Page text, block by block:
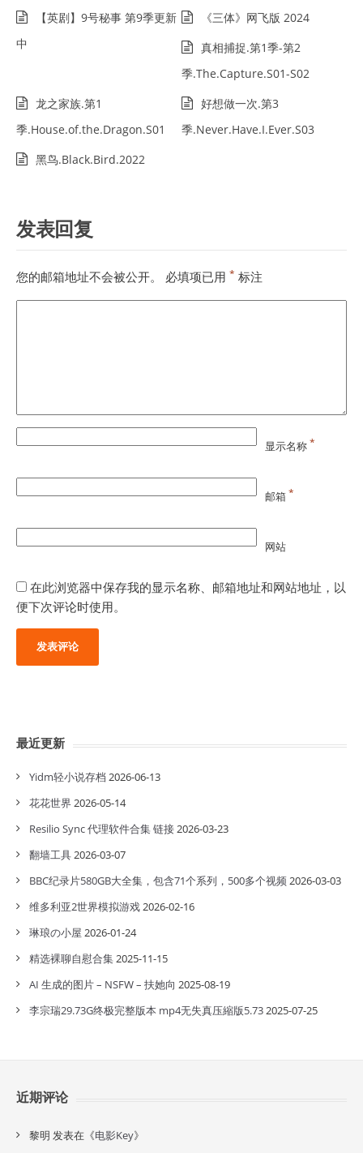
【英剧】9号秘事 第9季更新
中
《三体》网飞版 2024
真相捕捉.第1季-第2
季.The.Capture.S01-S02
龙之家族.第1
季.House.of.the.Dragon.S01
好想做一次.第3
季.Never.Have.I.Ever.S03
黑鸟.Black.Bird.2022
发表回复
您的邮箱地址不会被公开。 必填项已用 * 标注
显示名称*
邮箱*
网站
在此浏览器中保存我的显示名称、邮箱地址和网站地址，以
便下次评论时使用。
最近更新
Yidm轻小说存档 2026-06-13
花花世界 2026-05-14
Resilio Sync 代理软件合集 链接2026-03-23
翻墙工具2026-03-07
BBC纪录片580GB大全集，包含71个系列，500多个视频2026-03-03
维多利亚2世界模拟游戏2026-02-16
琳琅の小屋 2026-01-24
精选裸聊自慰合集2025-11-15
AI 生成的图片 – NSFW – 扶她向 2025-08-19
李宗瑞29.73G终极完整版本 mp4无失真压縮版5.732025-07-25
近期评论
黎明 发表在《电影Key》